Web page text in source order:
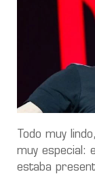
Todo muy
muy especial:
estaba